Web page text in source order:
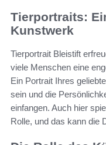
Tierportraits:
Kunstwerk
Tierportrait Bleistift
viele Menschen eine
Ein Portrait Ihres
sein und die
einfangen. Auch hier
Rolle, und das kann die